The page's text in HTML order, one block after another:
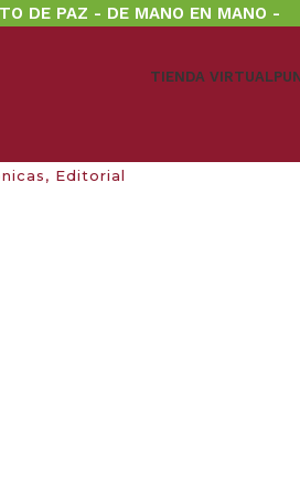
DE PAZ - DE MANO EN MANO -
TIENDA VIRTUAL
, Editorial